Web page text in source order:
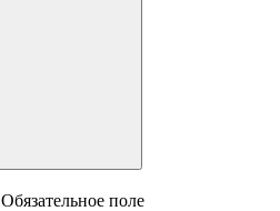
Обязательное поле